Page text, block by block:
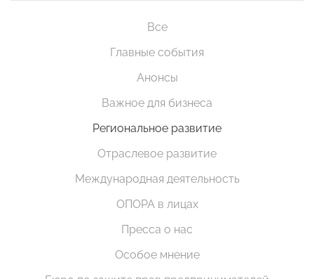
Все
Главные события
Анонсы
Важное для бизнеса
Региональное развитие
Отраслевое развитие
Международная деятельность
ОПОРА в лицах
Пресса о нас
Особое мнение